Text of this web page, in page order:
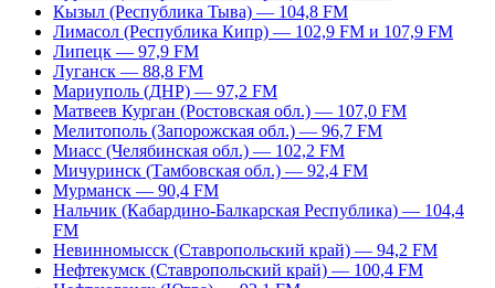
Кызыл (Республика Тыва) — 104,8 FM
Лимасол (Республика Кипр) — 102,9 FM и 107,9 FM
Липецк — 97,9 FM
Луганск — 88,8 FM
Мариуполь (ДНР) — 97,2 FM
Матвеев Курган (Ростовская обл.) — 107,0 FM
Мелитополь (Запорожская обл.) — 96,7 FM
Миасс (Челябинская обл.) — 102,2 FM
Мичуринск (Тамбовская обл.) — 92,4 FM
Мурманск — 90,4 FM
Нальчик (Кабардино-Балкарская Республика) — 104,4
FM
Невинномысск (Ставропольский край) — 94,2 FM
Нефтекумск (Ставропольский край) — 100,4 FM